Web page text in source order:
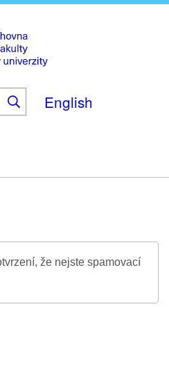
to
main
content
English
že nejste spamovací